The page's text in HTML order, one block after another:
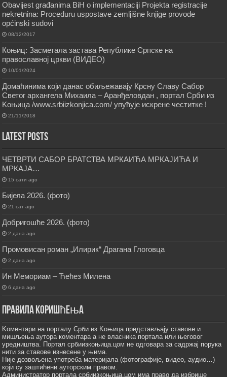
Obavijest građanima BiH o implementaciji Projekta registracije
nekretnina: Proceduru uspostave zemljišne knjige provode
općinski sudovi
08/12/2017
Коњиц: Засметала застава Републике Српске на
православној цркви (ВИДЕО)
10/01/2024
Домаћинима који данас обиљежавају Крсну Славу Сабор
Светог архангела Михаила – Аранђеловдан , портал Срби из
Kоњица /www.srbiizkonjica.com/ упућује искрене честитке !
21/11/2018
Latest Posts
ЧЕТВРТИ САБОР БРАТСТВА МРКАИЋА МРКАЈИЋА И
МРКАЈА…
15 сати ago
Бијела 2026. (фото)
21 сат ago
Добригошће 2026. (фото)
2 дана ago
Промовисан роман „Илирик“ Драгана Глоговца
2 дана ago
Ин Мемориам – Ћећез Милена
6 дана ago
Правила коришћења
Kоментари на порталу Срби из Kоњица представљају ставове и
мишљења аутора коментара а не власника портала или његовог
уредништва. Портал србиизкоњица.цом не одговара за садржај порука
нити за ставове изнесене у њима.
Није дозвољена употреба материјала (фотографије, видео, аудио…)
који су заштићени ауторским правом.
Администратор портала србиизкоњица.цом има право да избрише